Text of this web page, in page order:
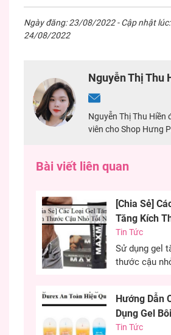
Ngày đăng: 23/08/2022 - Cập nhật
24/08/2022
Nguyễn Thị Thu
Nguyễn Thị Thu Hiền
viên cho Shop Hưng
đảm bảo nội dung
Bài viết liên quan
[Chia Sẻ]
Tăng Kích
Nhỏ Tốt Nhất
Tin Tức
Sử dụng gel
thước cậu
đến sự tự tin
chàng trai.
pháp được
Hướng Dẫn
Dụng Gel
Durex An
Tin Tức